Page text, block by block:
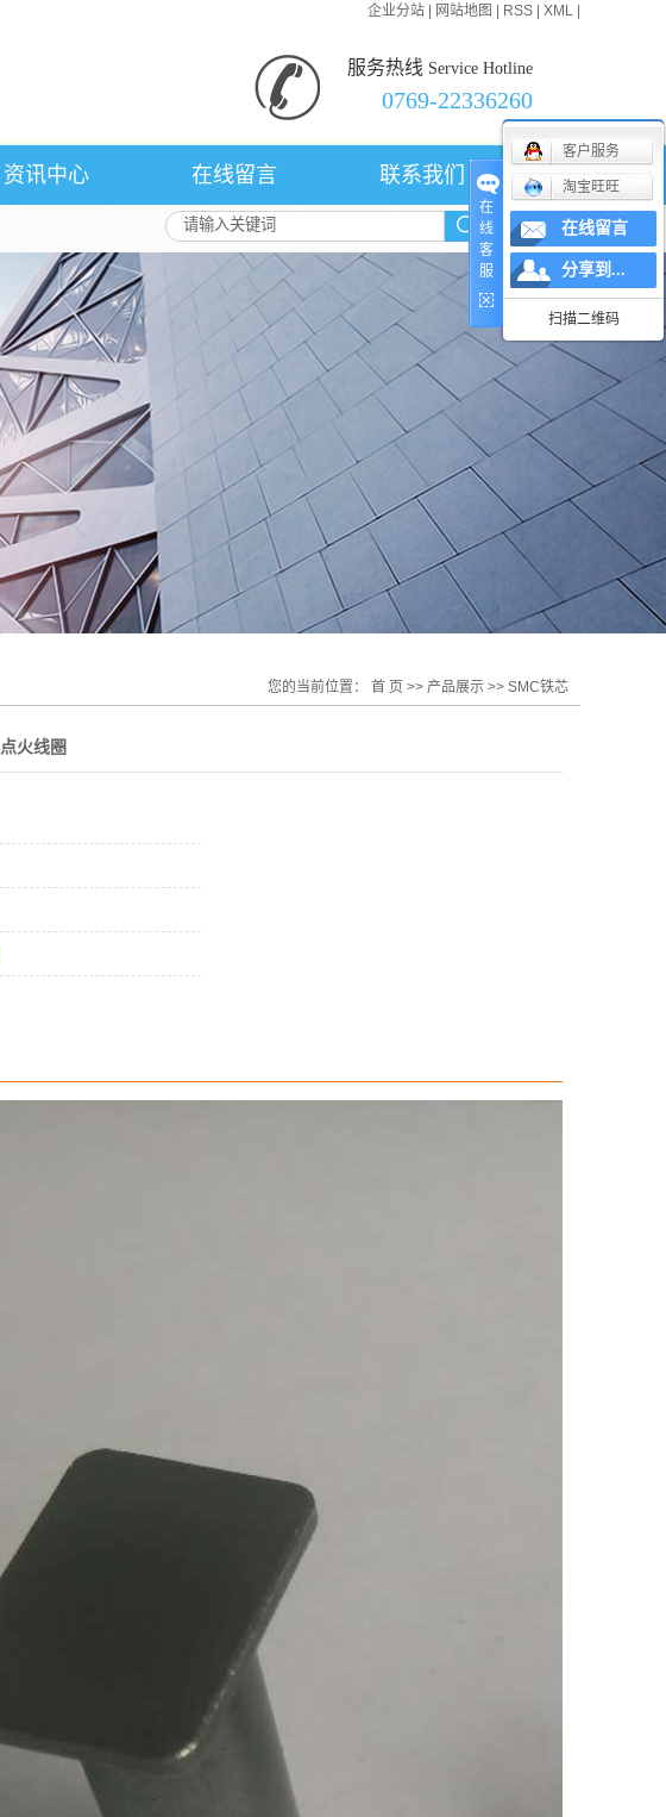
企业分站 网站地图 RSS XML
服务热线 Service Hotline
0769-22336260
资讯中心
行业新闻
技术知识
产品知识
在线留言 联系我们
您的当前位置： 首 页 >> 产品展示 >> SMC铁芯
点火线圈
在
线
客
服
客户服务
淘宝旺旺
在线留言
分享到...
扫描二维码